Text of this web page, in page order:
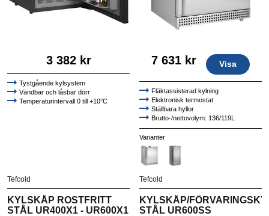
3 382 kr
Tystgående kylsystem
Vändbar och låsbar dörr
Temperaturintervall 0 till +10°C
7 631 kr Visa
Fläktassisterad kylning
Elektronisk termostat
Ställbara hyllor
Brutto-/nettovolym: 136/119L
Varianter
Tefcold
KYLSKÅP ROSTFRITT
STÅL UR400X1 - UR600X1
Tefcold
KYLSKÅP/
STÅL UR600SS